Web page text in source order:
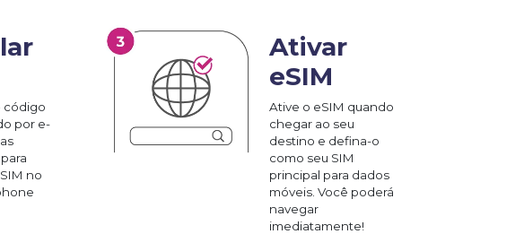
código
por e-
no
Ativar
eSIM
Ative o eSIM quando
chegar ao seu
destino e defina-o
como seu SIM
principal para dados
móveis. Você poderá
navegar
imediatamente!